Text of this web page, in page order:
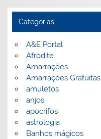
Categorias
A&E Portal
Afrodite
Amarrações
Amarrações Gratuitas
amuletos
anjos
apocrifos
astrologia
Banhos mágicos